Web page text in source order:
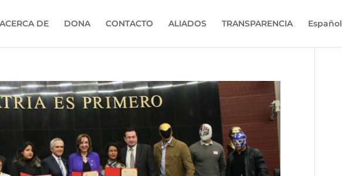
ACERCA DE DONA CONTACTO ALIADOS TRANSPARENCIA Español